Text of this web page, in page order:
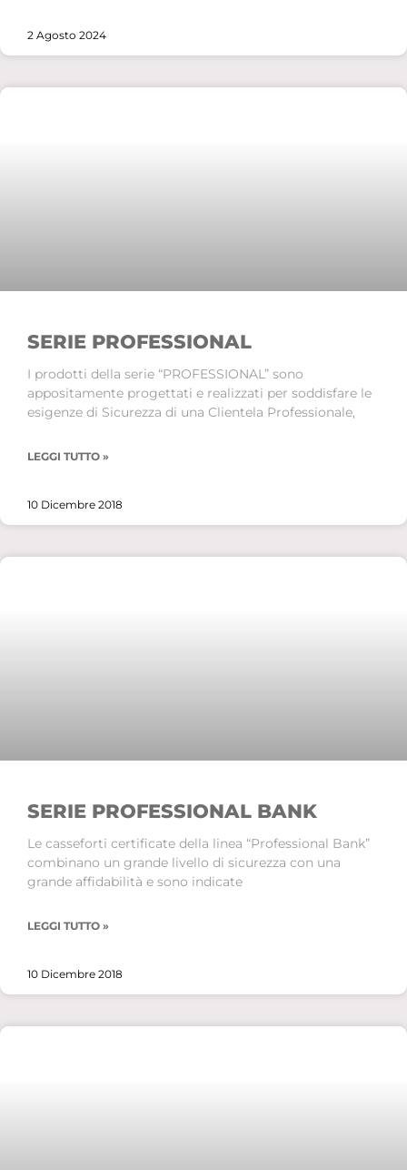
2 Agosto 2024
SERIE PROFESSIONAL
I prodotti della serie “PROFESSIONAL” sono
appositamente progettati e realizzati per soddisfare le
esigenze di Sicurezza di una Clientela Professionale,
LEGGI TUTTO »
10 Dicembre 2018
SERIE PROFESSIONAL BANK
Le casseforti certificate della linea “Professional Bank”
combinano un grande livello di sicurezza con una
grande affidabilità e sono indicate
LEGGI TUTTO »
10 Dicembre 2018